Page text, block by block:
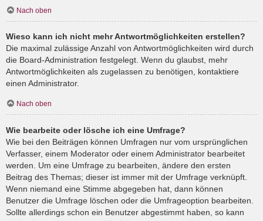
Nach oben
Wieso kann ich nicht mehr Antwortmöglichkeiten erstellen?
Die maximal zulässige Anzahl von Antwortmöglichkeiten wird durch
die Board-Administration festgelegt. Wenn du glaubst, mehr
Antwortmöglichkeiten als zugelassen zu benötigen, kontaktiere
einen Administrator.
Nach oben
Wie bearbeite oder lösche ich eine Umfrage?
Wie bei den Beiträgen können Umfragen nur vom ursprünglichen
Verfasser, einem Moderator oder einem Administrator bearbeitet
werden. Um eine Umfrage zu bearbeiten, ändere den ersten
Beitrag des Themas; dieser ist immer mit der Umfrage verknüpft.
Wenn niemand eine Stimme abgegeben hat, dann können
Benutzer die Umfrage löschen oder die Umfrageoption bearbeiten.
Sollte allerdings schon ein Benutzer abgestimmt haben, so kann